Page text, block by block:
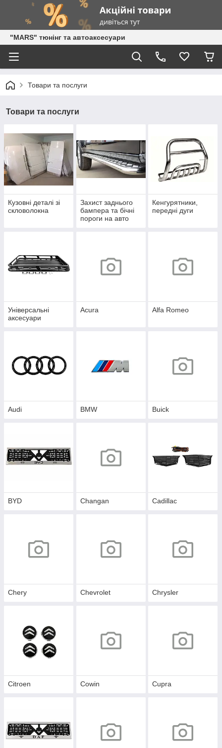
"MARS" тюнінг та автоаксесуари
Товари та послуги
Товари та послуги
Кузовні деталі зі
скловолокна
Захист заднього
бампера та бічні
пороги на авто
Кенгурятники,
передні дуги
Універсальні
аксесуари
Acura Alfa Romeo
Audi BMW Buick
BYD Changan Cadillac
Chery Chevrolet Chrysler
Citroen Cowin Cupra